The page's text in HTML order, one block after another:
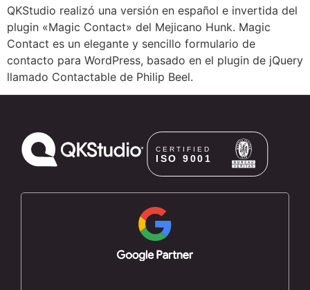
QKStudio realizó una versión en español e invertida del
plugin «Magic Contact» del Mejicano Hunk. Magic
Contact es un elegante y sencillo formulario de
contacto para WordPress, basado en el plugin de jQuery
llamado Contactable de Philip Beel.